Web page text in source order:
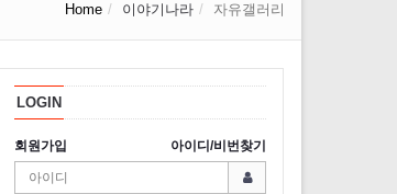
Home 이야기나라 자유갤러리
LOGIN
회원가입 아이디/비번찾기